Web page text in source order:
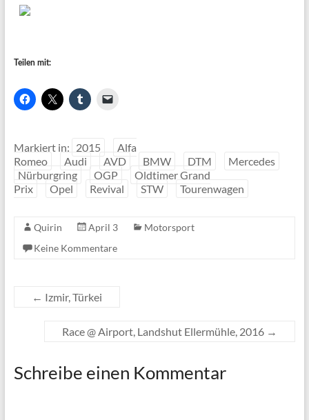
Teilen mit:
Markiert in: 2015
Alfa
Romeo
Audi AVD BMW DTM
Mercedes
Nürburgring
OGP
Oldtimer Grand
Prix
Opel Revival STW Tourenwagen
Quirin April 3
Motorsport
Keine Kommentare
← Izmir, Türkei
Race @ Airport, Landshut Ellermühle, 2016 →
Schreibe einen Kommentar